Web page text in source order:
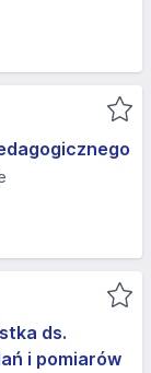
ds.
i pomiarów